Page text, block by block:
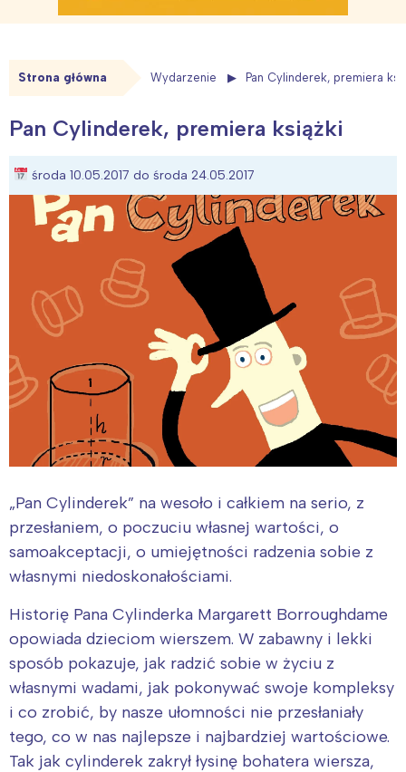
Strona główna Wydarzenie Pan Cylinderek, premiera
Pan Cylinderek, premiera książki
środa 10.05.2017 do środa 24.05.2017
„Pan Cylinderek” na wesoło i całkiem na serio, z
przesłaniem, o poczuciu własnej wartości, o
samoakceptacji, o umiejętności radzenia sobie z
własnymi niedoskonałościami.
Historię Pana Cylinderka Margarett Borroughdame
opowiada dzieciom wierszem. W zabawny i lekki
sposób pokazuje, jak radzić sobie w życiu z
własnymi wadami, jak pokonywać swoje kompleksy
i co zrobić, by nasze ułomności nie przesłaniały
tego, co w nas najlepsze i najbardziej wartościowe.
Tak jak cylinderek zakrył łysinę bohatera wiersza,